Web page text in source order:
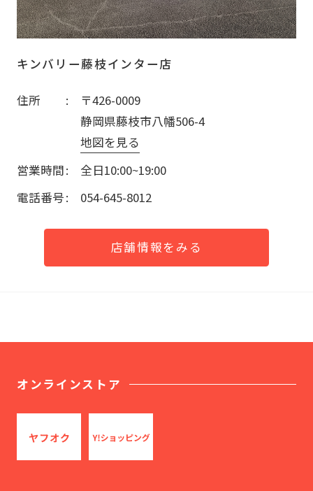
キンバリー藤枝インター店
住所
〒426-0009
静岡県藤枝市八幡506-4
地図を見る
営業時間
全日10:00~19:00
電話番号
054-645-8012
店舗情報をみる
オンラインストア